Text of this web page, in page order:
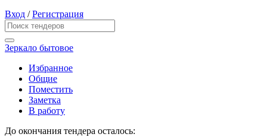
Вход /Регистрация
Зеркало бытовое
Избранное
Общие
Поместить
Заметка
В работу
До окончания тендера осталось: